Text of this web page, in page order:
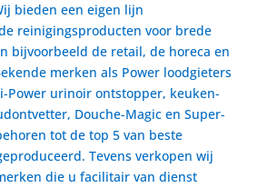
bieden een eigen lijn
reinigingsproducten voor brede
bijvoorbeeld de retail, de horeca en
merken als Power loodgieters
Power urinoir ontstopper, keuken-
Douche-Magic en Super-
tot de top 5 van beste
Tevens verkopen wij
die u facilitair van dienst